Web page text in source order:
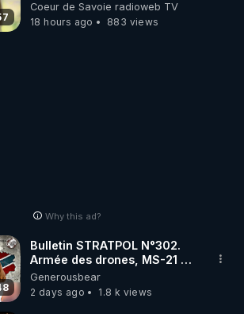
Coeur de Savoie radioweb TV
18 hours ago
883 views
Why this ad?
Bulletin STRATPOL N°302.
Armée des drones, MS-21 en
série, missiles coréens.
07.08.2026.
Generousbear
2 days ago
1.8 k views